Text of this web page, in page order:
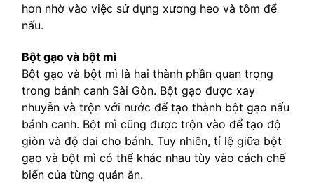
hơn nhờ vào việc sử dụng xương heo và tôm để
nấu.
Bột gạo và bột mì
Bột gạo và bột mì là hai thành phần quan trọng
trong bánh canh Sài Gòn. Bột gạo được xay
nhuyễn và trộn với nước để tạo thành bột gạo nấu
bánh canh. Bột mì cũng được trộn vào để tạo độ
giòn và độ dai cho bánh. Tuy nhiên, tỉ lệ giữa bột
gạo và bột mì có thể khác nhau tùy vào cách chế
biến của từng quán ăn.